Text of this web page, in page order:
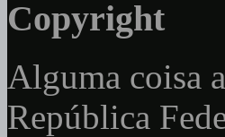
Copyright
Alguma coisa
República